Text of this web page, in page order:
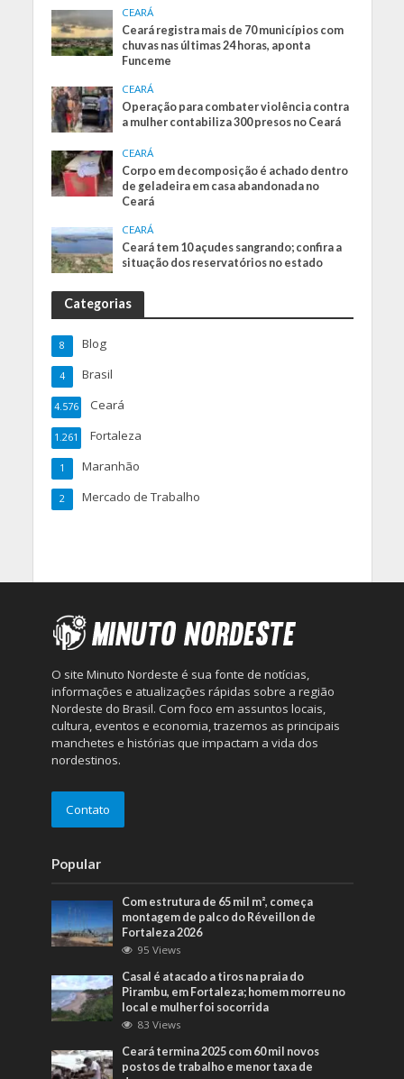
CEARÁ
Ceará registra mais de 70 municípios com
chuvas nas últimas 24 horas, aponta
Funceme
CEARÁ
Operação para combater violência contra
a mulher contabiliza 300 presos no Ceará
CEARÁ
Corpo em decomposição é achado dentro
de geladeira em casa abandonada no
Ceará
CEARÁ
Ceará tem 10 açudes sangrando; confira a
situação dos reservatórios no estado
Categorias
Blog
8
Brasil
4
Ceará
4.576
Fortaleza
1.261
Maranhão
1
Mercado de Trabalho
2
O site Minuto Nordeste é sua fonte de notícias,
informações e atualizações rápidas sobre a região
Nordeste do Brasil. Com foco em assuntos locais,
cultura, eventos e economia, trazemos as principais
manchetes e histórias que impactam a vida dos
nordestinos.
Contato
Popular
Com estrutura de 65 mil m², começa
montagem de palco do Réveillon de
Fortaleza 2026
95 Views
Casal é atacado a tiros na praia do
Pirambu, em Fortaleza; homem morreu no
local e mulher foi socorrida
83 Views
Ceará termina 2025 com 60 mil novos
postos de trabalho e menor taxa de